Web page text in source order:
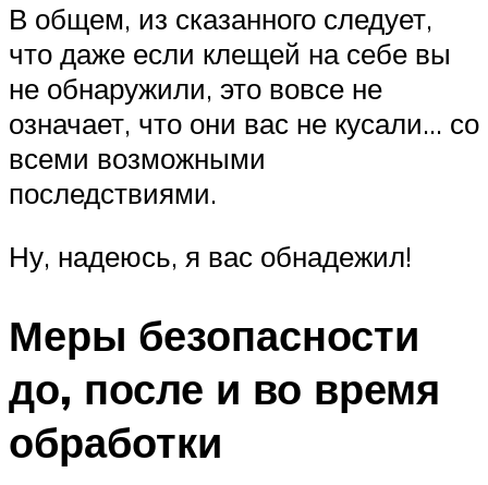
В общем, из сказанного следует,
что даже если клещей на себе вы
не обнаружили, это вовсе не
означает, что они вас не кусали… со
всеми возможными
последствиями.
Ну, надеюсь, я вас обнадежил!
Меры безопасности
до, после и во время
обработки